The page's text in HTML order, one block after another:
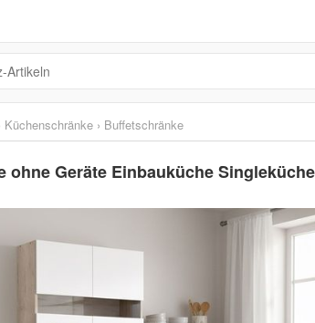
Küchenschränke › Buffetschränke
ohne Geräte Einbauküche